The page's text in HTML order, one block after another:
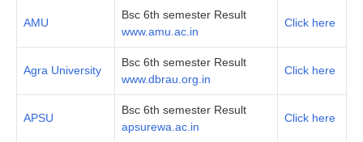
AMU
Bsc 6th semester Result
www.amu.ac.in
Click here
Agra University
Bsc 6th semester Result
www.dbrau.org.in
Click here
APSU
Bsc 6th semester Result
apsurewa.ac.in
Click here